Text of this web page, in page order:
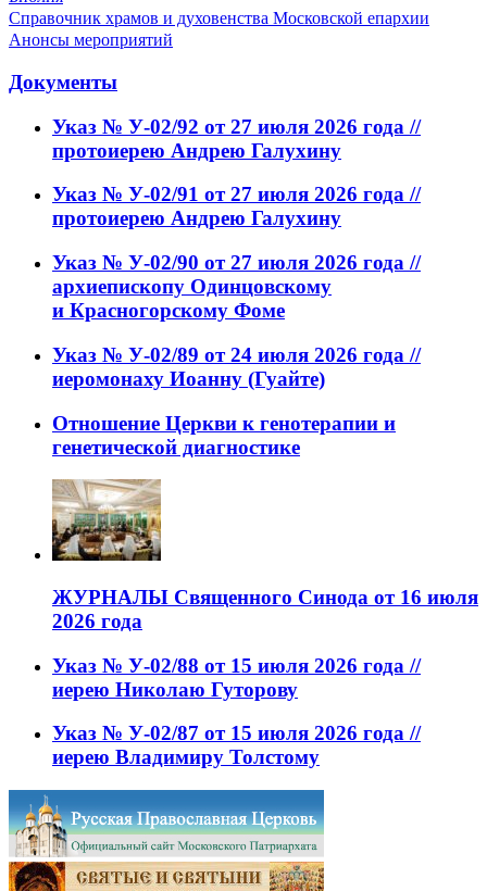
Справочник храмов и духовенства Московской епархии
Анонсы мероприятий
Документы
Указ № У-02/92 от 27 июля 2026 года //
протоиерею Андрею Галухину
Указ № У-02/91 от 27 июля 2026 года //
протоиерею Андрею Галухину
Указ № У-02/90 от 27 июля 2026 года //
архиепископу Одинцовскому
и Красногорскому Фоме
Указ № У-02/89 от 24 июля 2026 года //
иеромонаху Иоанну (Гуайте)
Отношение Церкви к генотерапии и
генетической диагностике
ЖУРНАЛЫ Священного Синода от 16 июля
2026 года
Указ № У-02/88 от 15 июля 2026 года //
иерею Николаю Гуторову
Указ № У-02/87 от 15 июля 2026 года //
иерею Владимиру Толстому